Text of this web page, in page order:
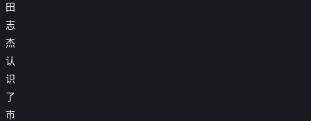
田
志
杰
认
识
了
市